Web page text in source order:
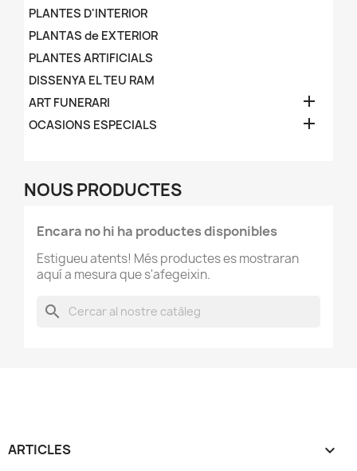
PLANTES D'INTERIOR
PLANTAS de EXTERIOR
PLANTES ARTIFICIALS
DISSENYA EL TEU RAM
ART FUNERARI

OCASIONS ESPECIALS 
NOUS PRODUCTES
Encara no hi ha productes disponibles
Estigueu atents! Més productes es mostraran
aquí a mesura que s'afegeixin.
search
ARTICLES 